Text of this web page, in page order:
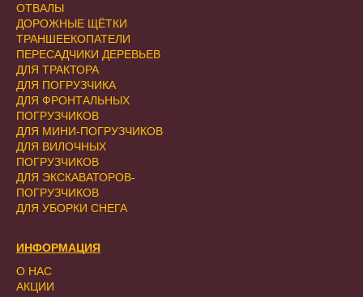
ОТВАЛЫ
ДОРОЖНЫЕ ЩЁТКИ
ТРАНШЕЕКОПАТЕЛИ
ПЕРЕСАДЧИКИ ДЕРЕВЬЕВ
ДЛЯ ТРАКТОРА
ДЛЯ ПОГРУЗЧИКА
ДЛЯ ФРОНТАЛЬНЫХ
ПОГРУЗЧИКОВ
ДЛЯ МИНИ-ПОГРУЗЧИКОВ
ДЛЯ ВИЛОЧНЫХ
ПОГРУЗЧИКОВ
ДЛЯ ЭКСКАВАТОРОВ-
ПОГРУЗЧИКОВ
ДЛЯ УБОРКИ СНЕГА
ИНФОРМАЦИЯ
О НАС
АКЦИИ